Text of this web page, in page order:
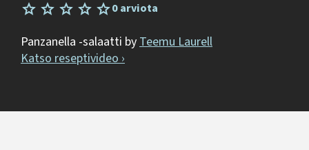
0 arviota
Panzanella -salaatti byTeemu Laurell
Katso reseptivideo ›